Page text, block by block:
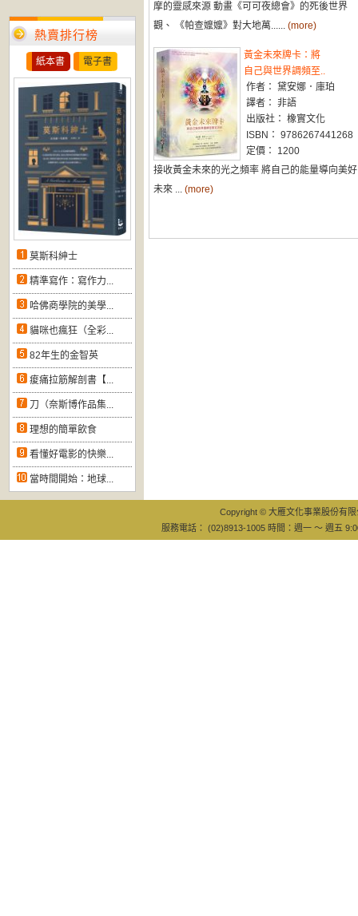
熱賣排行榜
紙本書 電子書
莫斯科紳士
精準寫作：寫作力...
哈佛商學院的美學...
貓咪也瘋狂（全彩...
82年生的金智英
痠痛拉筋解剖書【...
刀（奈斯博作品集...
理想的簡單飲食
看懂好電影的快樂...
當時間開始：地球...
摩的靈感來源 動畫《可可夜總會》的死後世界
觀、 《帕查嬤嬤》對大地萬...... (more)
黃金未來牌卡：將
自己與世界調頻至..
作者： 黛安娜．庫珀
譯者： 非語
出版社： 橡實文化
ISBN： 9786267441268
定價： 1200
接收黃金未來的光之頻率 將自己的能量導向美好
未來 ... (more)
Copyright © 大雁文化事業股份有
服務電話： (02)8913-1005 時間：週一 ～ 週五